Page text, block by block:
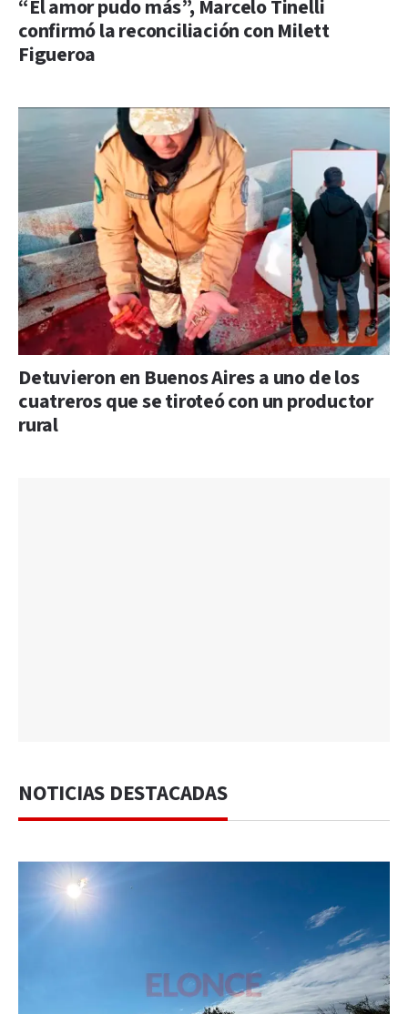
“El amor pudo más”, Marcelo Tinelli
confirmó la reconciliación con Milett
Figueroa
Detuvieron en Buenos Aires a uno de los
cuatreros que se tiroteó con un productor
rural
NOTICIAS DESTACADAS